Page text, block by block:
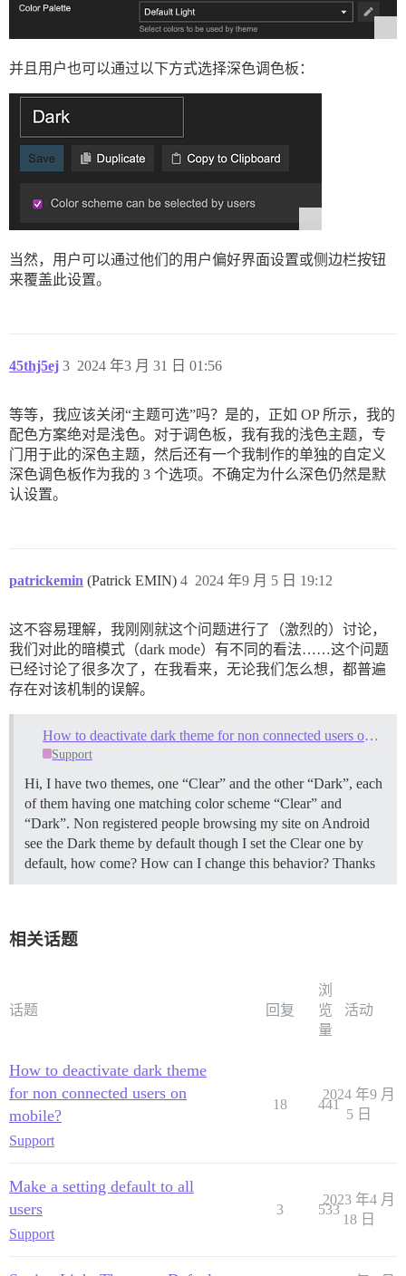
并且用户也可以通过以下方式选择深色调色板：
当然，用户可以通过他们的用户偏好界面设置或侧边栏按钮
来覆盖此设置。
45thj5ej 2024 年3 月 31 日 01:56
3
等等，我应该关闭“主题可选”吗？是的，正如 OP 所示，我的
配色方案绝对是浅色。对于调色板，我有我的浅色主题，专
门用于此的深色主题，然后还有一个我制作的单独的自定义
深色调色板作为我的 3 个选项。不确定为什么深色仍然是默
认设置。
patrickemin (Patrick EMIN) 2024 年9 月 5 日 19:12
4
这不容易理解，我刚刚就这个问题进行了（激烈的）讨论，
我们对此的暗模式（dark mode）有不同的看法……这个问题
已经讨论了很多次了，在我看来，无论我们怎么想，都普遍
存在对该机制的误解。
How to deactivate dark theme for non connected users on mobile?
Support
Hi, I have two themes, one “Clear” and the other “Dark”, each
of them having one matching color scheme “Clear” and
“Dark”. Non registered people browsing my site on Android
see the Dark theme by default though I set the Clear one by
default, how come? How can I change this behavior? Thanks
相关话题
话题 回复
浏
览
量
活动
How to deactivate dark theme
for non connected users on
mobile?
Support
18 441
2024 年9 月
5 日
Make a setting default to all
users
Support
3 533
2023 年4 月
18 日